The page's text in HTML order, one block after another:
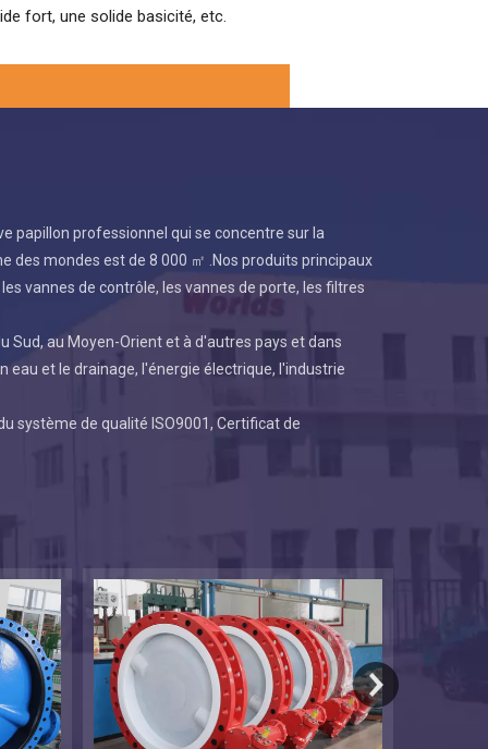
fort, une solide basicité, etc.
papillon professionnel qui se concentre sur la
des mondes est de 8 000 ㎡ .Nos produits principaux
vannes de contrôle, les vannes de porte, les filtres
Sud, au Moyen-Orient et à d'autres pays et dans
et le drainage, l'énergie électrique, l'industrie
système de qualité ISO9001, Certificat de